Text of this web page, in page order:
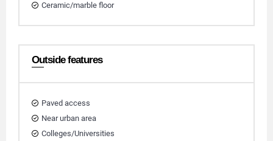
Ceramic/marble floor
Outside features
Paved access
Near urban area
Colleges/Universities